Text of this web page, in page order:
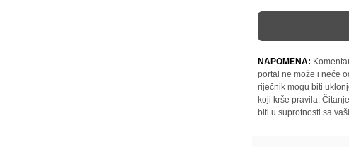
NAPOMENA:
portal ne može i neće
riječnik mogu biti
koji krše pravila.
biti u suprotnosti sa